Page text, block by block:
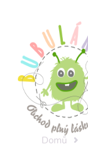
Domů